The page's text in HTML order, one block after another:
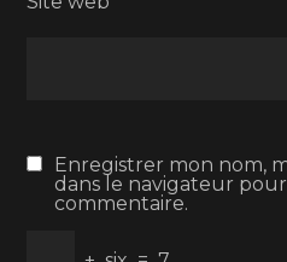
Enregistrer mon nom,
dans le navigateur
commentaire.